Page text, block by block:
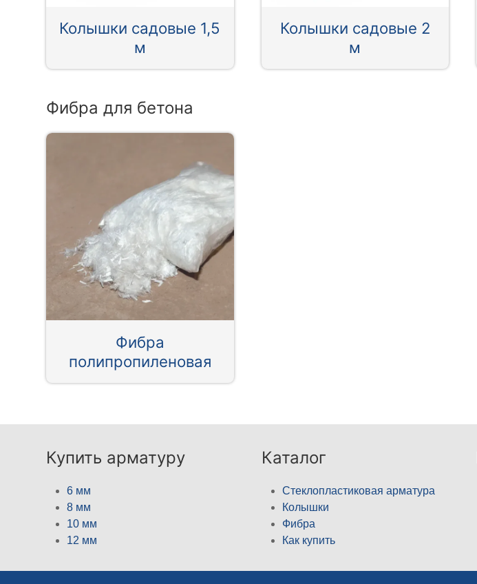
Колышки садовые 1,5
м
Колышки садовые 2
м
Фибра для бетона
Фибра
полипропиленовая
Купить арматуру
6 мм
8 мм
10 мм
12 мм
Каталог
Стеклопластиковая арматура
Колышки
Фибра
Как купить